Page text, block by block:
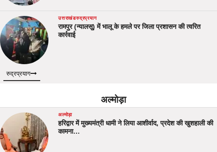
उत्तराखंडरुद्रप्रयाग
रामपुर (न्यालसू) में भालू के हमले पर जिला प्रशासन की त्वरित
कार्रवाई
रुद्रप्रयाग
अल्मोड़ा
अल्मोड़ा
हरिद्वार में मुख्यमंत्री धामी ने लिया आशीर्वाद, प्रदेश की खुशहाली की
कामना…